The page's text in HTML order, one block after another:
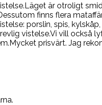
är otroligt
finns flera
porslin, spis,
vistelse.Vi vill också
prisvärt. Jag